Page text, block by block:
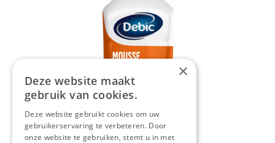
×
Deze website maakt
gebruik van cookies.
Deze website gebruikt cookies om uw
gebruikerservaring te verbeteren. Door
onze website te gebruiken, stemt u in met